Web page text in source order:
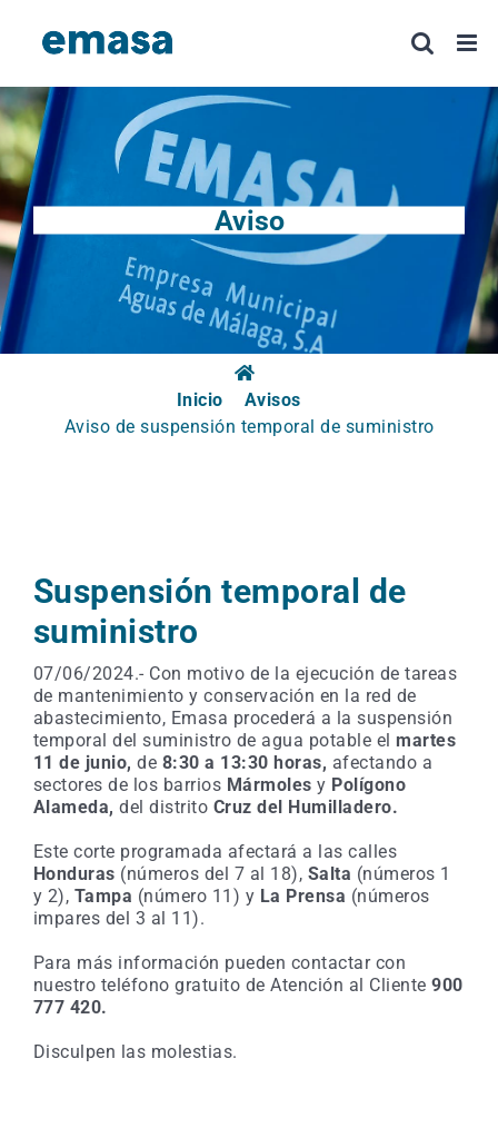
Aviso
Inicio
Avisos
Aviso de suspensión temporal de suministro
Suspensión temporal de
suministro
07/06/2024.- Con motivo de la ejecución de tareas
de mantenimiento y conservación en la red de
abastecimiento, Emasa procederá a la suspensión
temporal del suministro de agua potable el martes
11 de junio, de 8:30 a 13:30 horas, afectando a
sectores de los barrios Mármoles y Polígono
Alameda,del distrito Cruz del Humilladero.
Este corte programada afectará a las calles
Honduras (números del 7 al 18), Salta (números 1
y 2), Tampa (número 11) y La Prensa (números
impares del 3 al 11).
Para más información pueden contactar con
nuestro teléfono gratuito de Atención al Cliente900
777 420.
Disculpen las molestias.